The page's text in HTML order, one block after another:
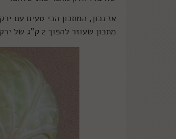
אז נכון, המתכון הכי טעים עם
מתכון שעוזר להפוך 2 ק"ג של ירק למנה טעימה הוא מתכון שאני רוצה לפרגן לו.